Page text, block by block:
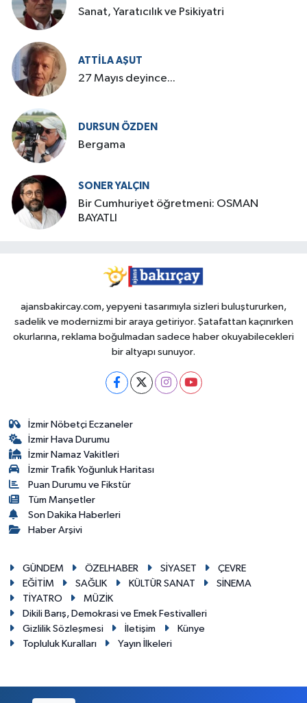
Sanat, Yaratıcılık ve Psikiyatri
ATTILA AŞUT
27 Mayıs deyince...
DURSUN ÖZDEN
Bergama
SONER YALÇIN
Bir Cumhuriyet öğretmeni: OSMAN
BAYATLI
ajansbakircay.com, yepyeni tasarımıyla sizleri buluştururken,
sadelik ve modernizmi bir araya getiriyor. Şatafattan kaçınırken
okurlarına, reklama boğulmadan sadece haber okuyabilecekleri
bir altyapı sunuyor.
İzmir Nöbetçi Eczaneler
İzmir Hava Durumu
İzmir Namaz Vakitleri
İzmir Trafik Yoğunluk Haritası
Puan Durumu ve Fikstür
Tüm Manşetler
Son Dakika Haberleri
Haber Arşivi
GÜNDEM ÖZELHABER SİYASET
ÇEVRE
EĞİTİM
SAĞLIK KÜLTÜR SANAT
SİNEMA
TİYATRO
MÜZİK
Dikili Barış, Demokrasi ve Emek Festivalleri
Gizlilik Sözleşmesi
İletişim
Künye
Topluluk Kuralları
Yayın İlkeleri